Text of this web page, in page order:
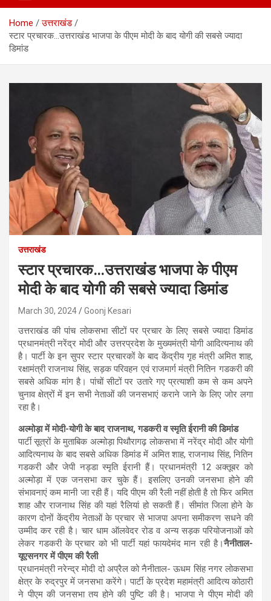
Home
उत्तराखंड
स्टार प्रचारक…उत्तराखंड भाजपा के पीएम मोदी के बाद योगी की सबसे ज्यादा
डिमांड
उत्तराखंड
स्टार प्रचारक…उत्तराखंड भाजपा के पीएम
मोदी के बाद योगी की सबसे ज्यादा डिमांड
March 30, 2024 Goonj Kesari
उत्तराखंड की पांच लोकसभा सीटों पर प्रचार के लिए सबसे ज्यादा डिमांड
प्रधानमंत्री नरेंद्र मोदी और उत्तरप्रदेश के मुख्यमंत्री योगी आदित्यनाथ की
है। पार्टी के इन सुपर स्टार प्रचारकों के बाद केंद्रीय गृह मंत्री अमित शाह,
रक्षामंत्री राजनाथ सिंह, सड़क परिवहन एवं राजमार्ग मंत्री नितिन गडकरी की
सबसे अधिक मांग है। पांचों सीटों पर उतारे गए प्रत्याशी कम से कम अपने
चुनाव क्षेत्रों में इन सभी नेताओं की जनसभाएं कराने जाने के लिए जोर लगा
रहा है।
अल्मोड़ा में मोदी-योगी के बाद राजनाथ, गडकरी व स्मृति ईरानी की डिमांड
पार्टी सूत्रों के मुताबिक अल्मोड़ा पिथौरागढ़ लोकसभा में नरेंद्र मोदी और योगी
आदित्यनाथ के बाद सबसे अधिक डिमांड में अमित शाह, राजनाथ सिंह, नितिन
गडकरी और जेपी नड्डा स्मृति ईरानी हैं। प्रधानमंत्री 12 अक्तूबर को
अल्मोड़ा में एक जनसभा कर चुके हैं। इसलिए उनकी जनसभा होने की
संभावनाएं कम मानी जा रही हैं। यदि पीएम की रैली नहीं होती है तो फिर अमित
शाह और राजनाथ सिंह की यहां रैलियां हो सकती हैं। सीमांत जिला होने के
कारण दोनों केंद्रीय नेताओं के प्रचार से भाजपा अपना समीकरण सधने की
उम्मीद कर रही है। चार धाम ऑलवेदर रोड व अन्य सड़क परियोजनाओं को
लेकर गडकरी के प्रचार को भी पार्टी यहां फायदेमंद मान रही है।नैनीताल-
यूएसनगर में पीएम की रैली
प्रधानमंत्री नरेन्द्र मोदी दो अप्रैल को नैनीताल- ऊधम सिंह नगर लोकसभा
क्षेत्र के रुद्रपुर में जनसभा करेंगे। पार्टी के प्रदेश महामंत्री आदित्य कोठारी
ने पीएम की जनसभा तय होने की पुष्टि की है। भाजपा ने पीएम मोदी की